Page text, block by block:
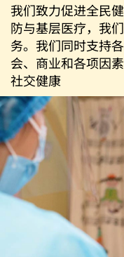
我们致力促进全民
防与基层医疗，我
务。我们同时支持
会、商业和各项因
社交健康